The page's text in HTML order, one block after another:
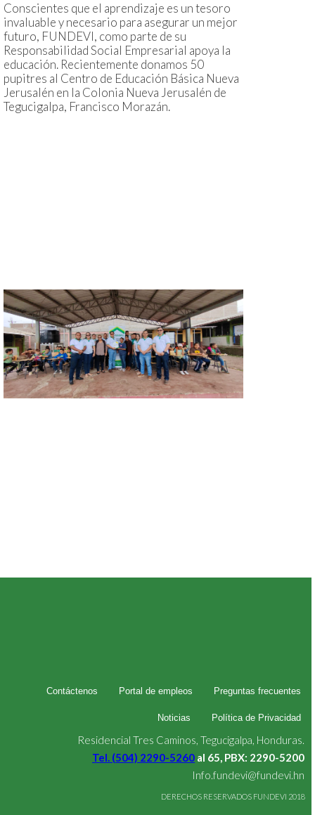
Conscientes que el aprendizaje es un tesoro
invaluable y necesario para asegurar un mejor
futuro, FUNDEVI, como parte de su
Responsabilidad Social Empresarial apoya la
educación. Recientemente donamos 50
pupitres al Centro de Educación Básica Nueva
Jerusalén en la Colonia Nueva Jerusalén de
Tegucigalpa, Francisco Morazán.
Contáctenos Portal de empleos Preguntas frecuentes
Noticias Política de Privacidad
Residencial Tres Caminos, Tegucigalpa, Honduras.
Tel. (504) 2290-5260 al 65, PBX: 2290-5200
Info.fundevi@fundevi.hn
DERECHOS RESERVADOS FUNDEVI 2018